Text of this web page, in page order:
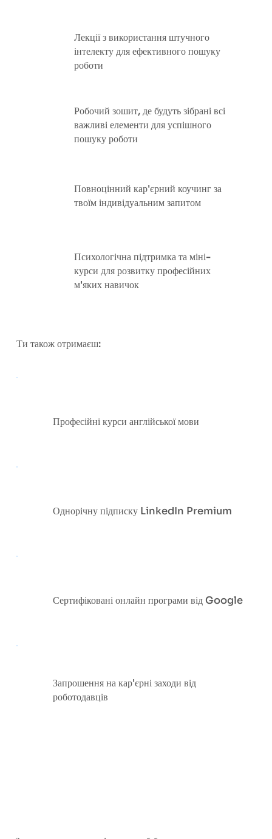
Лекції з використання штучного
інтелекту для ефективного пошуку
роботи
Робочий зошит, де будуть зібрані всі
важливі елементи для успішного
пошуку роботи
Повноцінний кар'єрний коучинг за
твоїм індивідуальним запитом
Психологічна підтримка та міні-
курси для розвитку професійних
м'яких навичок
Ти також отримаєш:
Професійні курси англійської мови
Однорічну підписку LinkedIn Premium
Сертифіковані онлайн програми від Google
Запрошення на кар'єрні заходи від
роботодавців